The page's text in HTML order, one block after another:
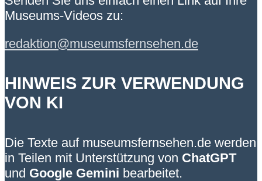
Museums-Videos zu:
redaktion@museumsfernsehen.de
HINWEIS ZUR VERWENDUNG
VON KI
Die Texte auf museumsfernsehen.de werden
in Teilen mit Unterstützung von ChatGPT
und Google Gemini bearbeitet.